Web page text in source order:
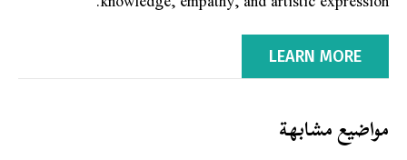
LEARN MORE
مواضيع مشابهة